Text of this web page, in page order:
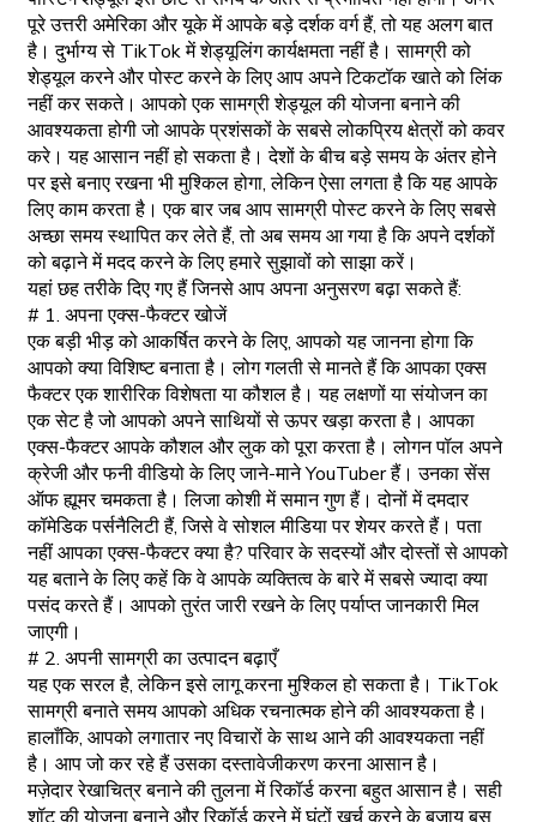
पूरे उत्तरी अमेरिका और यूके में आपके बड़े दर्शक वर्ग हैं, तो यह अलग बात
है। दुर्भाग्य से TikTok में शेड्यूलिंग कार्यक्षमता नहीं है। सामग्री को
शेड्यूल करने और पोस्ट करने के लिए आप अपने टिकटॉक खाते को लिंक
नहीं कर सकते। आपको एक सामग्री शेड्यूल की योजना बनाने की
आवश्यकता होगी जो आपके प्रशंसकों के सबसे लोकप्रिय क्षेत्रों को कवर
करे। यह आसान नहीं हो सकता है। देशों के बीच बड़े समय के अंतर होने
पर इसे बनाए रखना भी मुश्किल होगा, लेकिन ऐसा लगता है कि यह आपके
लिए काम करता है। एक बार जब आप सामग्री पोस्ट करने के लिए सबसे
अच्छा समय स्थापित कर लेते हैं, तो अब समय आ गया है कि अपने दर्शकों
को बढ़ाने में मदद करने के लिए हमारे सुझावों को साझा करें।
यहां छह तरीके दिए गए हैं जिनसे आप अपना अनुसरण बढ़ा सकते हैं:
# 1. अपना एक्स-फैक्टर खोजें
एक बड़ी भीड़ को आकर्षित करने के लिए, आपको यह जानना होगा कि
आपको क्या विशिष्ट बनाता है। लोग गलती से मानते हैं कि आपका एक्स
फैक्टर एक शारीरिक विशेषता या कौशल है। यह लक्षणों या संयोजन का
एक सेट है जो आपको अपने साथियों से ऊपर खड़ा करता है। आपका
एक्स-फैक्टर आपके कौशल और लुक को पूरा करता है। लोगन पॉल अपने
क्रेजी और फनी वीडियो के लिए जाने-माने YouTuber हैं। उनका सेंस
ऑफ ह्यूमर चमकता है। लिजा कोशी में समान गुण हैं। दोनों में दमदार
कॉमेडिक पर्सनैलिटी हैं, जिसे वे सोशल मीडिया पर शेयर करते हैं। पता
नहीं आपका एक्स-फैक्टर क्या है? परिवार के सदस्यों और दोस्तों से आपको
यह बताने के लिए कहें कि वे आपके व्यक्तित्व के बारे में सबसे ज्यादा क्या
पसंद करते हैं। आपको तुरंत जारी रखने के लिए पर्याप्त जानकारी मिल
जाएगी।
# 2. अपनी सामग्री का उत्पादन बढ़ाएँ
यह एक सरल है, लेकिन इसे लागू करना मुश्किल हो सकता है। TikTok
सामग्री बनाते समय आपको अधिक रचनात्मक होने की आवश्यकता है।
हालाँकि, आपको लगातार नए विचारों के साथ आने की आवश्यकता नहीं
है। आप जो कर रहे हैं उसका दस्तावेजीकरण करना आसान है।
मज़ेदार रेखाचित्र बनाने की तुलना में रिकॉर्ड करना बहुत आसान है। सही